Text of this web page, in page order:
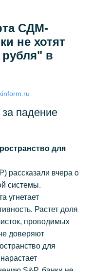
СДМ-
не хотят
рубля" в
за падение
для
рассказали вчера о
системы.
угнетает
Растет доля
проводимых
доверяют
для